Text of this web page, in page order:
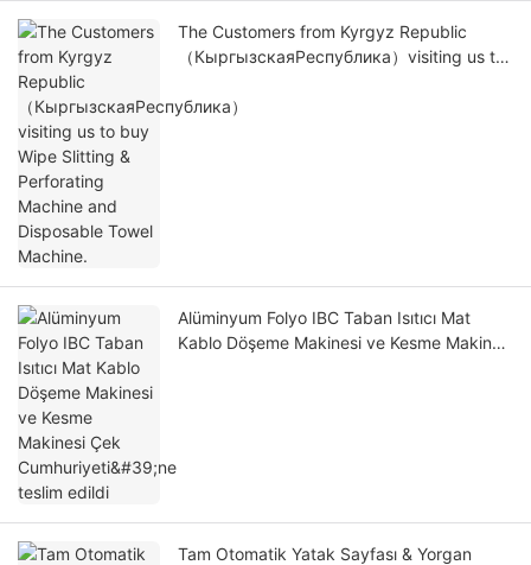
The Customers from Kyrgyz Republic
（КыргызскаяРеспублика）visiting us to
and Disposable Towel Machine.
Alüminyum Folyo IBC Taban Isıtıcı Mat
Kablo Döşeme Makinesi ve Kesme Makinesi
Tam Otomatik Yatak Sayfası & Yorgan